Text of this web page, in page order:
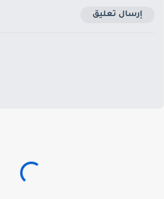
إرسال تعليق